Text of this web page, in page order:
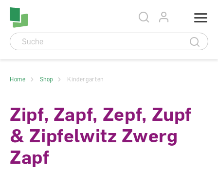
Accesskey Navigation
Seitenanfang
Direkt
Hauptnavigation
Direkt
zum
Hauptinhalt
Direkt
zum
Direkt
Home Shop Kindergarten
Zipf, Zapf, Zepf, Zupf
& Zipfelwitz Zwerg
Zapf